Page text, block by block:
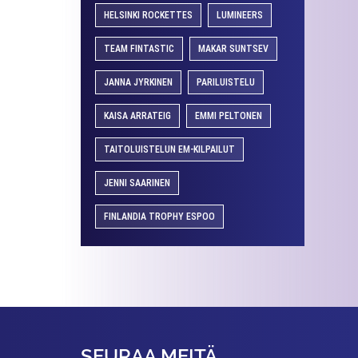
HELSINKI ROCKETTES LUMINEERS
TEAM FINTASTIC MAKAR SUNTSEV
JANNA JYRKINEN PARILUISTELU
KAISA ARRATEIG EMMI PELTONEN
TAITOLUISTELUN EM-KILPAILUT
JENNI SAARINEN
FINLANDIA TROPHY ESPOO